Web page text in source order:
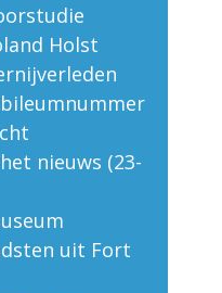
Holst
nieuws (23-
uit Fort